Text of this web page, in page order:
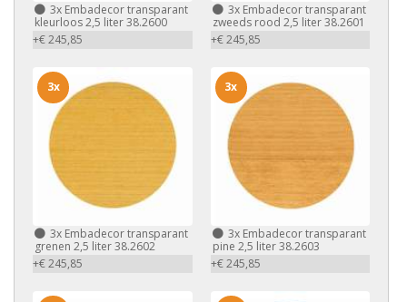
3x Embadecor transparant
kleurloos 2,5 liter 38.2600
+€ 245,85
3xEmbadecor transparant
zweeds rood 2,5 liter 38.2601
+€ 245,85
3x Embadecor transparant
grenen 2,5 liter 38.2602
+€ 245,85
3x
3xEmbadecor transparant
pine 2,5 liter 38.2603
+€ 245,85
3x